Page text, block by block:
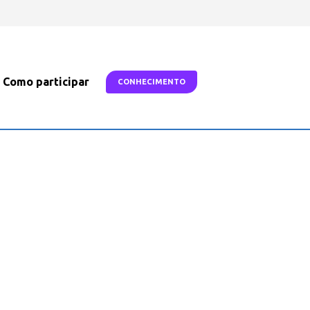
Como participar CONHECIMENTO